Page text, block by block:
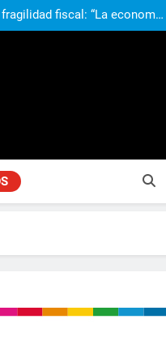
volver a generar déficit”
que dar marcha atrás” con la
entre los gobernadores
XIV a la Argentina: “Hubiera
volver a generar déficit”
que dar marcha atrás” con la
entre los gobernadores
XIV a la Argentina: “Hubiera